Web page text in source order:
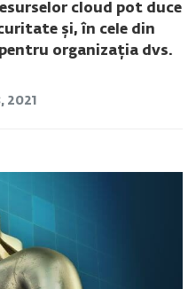
cloud pot duce
și, în cele din
organizația dvs.
2021